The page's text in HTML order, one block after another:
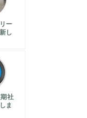
ー
し
社
ま